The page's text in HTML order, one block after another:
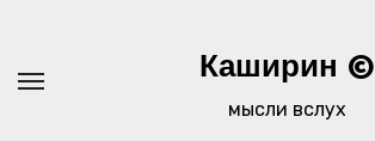
содержимому
Каширин ©
мысли вслух